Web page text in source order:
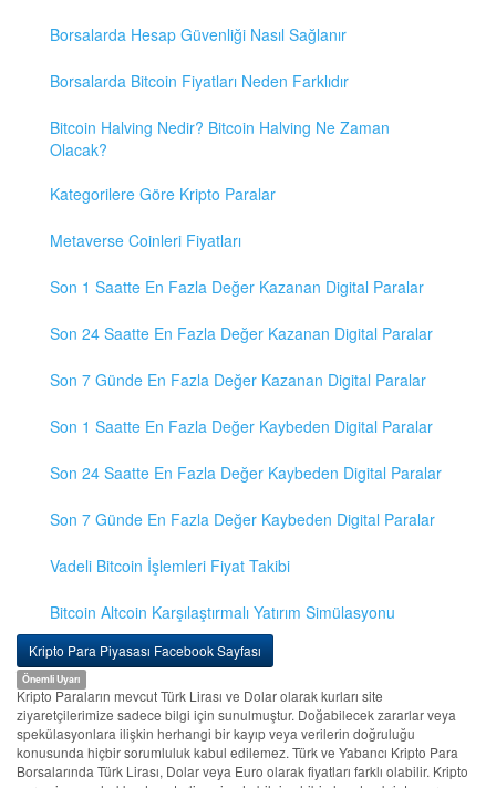
Borsalarda Hesap Güvenliği Nasıl Sağlanır
Borsalarda Bitcoin Fiyatları Neden Farklıdır
Bitcoin Halving Nedir? Bitcoin Halving Ne Zaman
Olacak?
Kategorilere Göre Kripto Paralar
Metaverse Coinleri Fiyatları
Son 1 Saatte En Fazla Değer Kazanan Digital Paralar
Son 24 Saatte En Fazla Değer Kazanan Digital Paralar
Son 7 Günde En Fazla Değer Kazanan Digital Paralar
Son 1 Saatte En Fazla Değer Kaybeden Digital Paralar
Son 24 Saatte En Fazla Değer Kaybeden Digital Paralar
Son 7 Günde En Fazla Değer Kaybeden Digital Paralar
Vadeli Bitcoin İşlemleri Fiyat Takibi
Bitcoin Altcoin Karşılaştırmalı Yatırım Simülasyonu
Kripto Para Piyasası Facebook Sayfası
Önemli Uyarı
Kripto Paraların mevcut Türk Lirası ve Dolar olarak kurları site
ziyaretçilerimize sadece bilgi için sunulmuştur. Doğabilecek zararlar veya
spekülasyonlara ilişkin herhangi bir kayıp veya verilerin doğruluğu
konusunda hiçbir sorumluluk kabul edilemez. Türk ve Yabancı Kripto Para
Borsalarında Türk Lirası, Dolar veya Euro olarak fiyatları farklı olabilir. Kripto